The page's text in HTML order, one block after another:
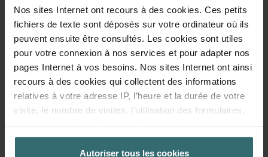
Nos sites Internet ont recours à des cookies. Ces petits
fichiers de texte sont déposés sur votre ordinateur où ils
peuvent ensuite être consultés. Les cookies sont utiles
pour votre connexion à nos services et pour adapter nos
pages Internet à vos besoins. Nos sites Internet ont ainsi
recours à des cookies qui collectent des informations
relatives à votre adresse IP, l’heure et la durée de votre
visite, le nombre de visites, l’utilisation des formulaires,
réglages concernant les favoris sur nos sites Internet. La
durée de stockage des cookies est variable.
Autoriser tous les cookies
S’abonner et repasser des commandes automatiquement et
EUR
25.45 29.94
hors frais d’expédition
S’abonner